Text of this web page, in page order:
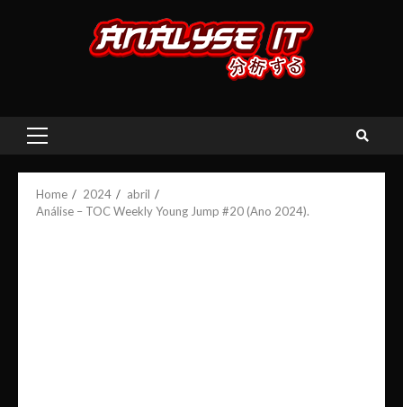
Primary
Home 2024
abril
Análise – TOC Weekly Young Jump #20 (Ano 2024).